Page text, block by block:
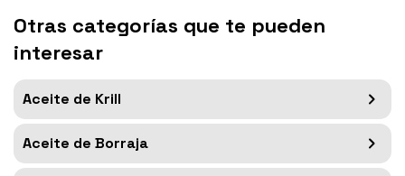
Otras categorías que te pueden
interesar
Aceite de Krill
Aceite de Borraja